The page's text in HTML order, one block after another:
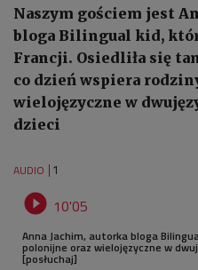
Naszym gościem jest
bloga Bilingual kid,
Francji. Osiedliła się
co dzień wspiera
wielojęzyczne w
dzieci
AUDIO 1
 10'05
Anna Jachim, autorka bloga
polonijne oraz wielojęzyczne w
[posłuchaj]